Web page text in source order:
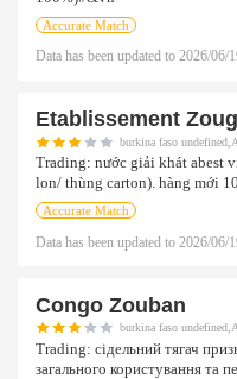
Accurate Match
Data has been updated to 2026/06/
Etablissement
burkina faso
Trading: nước giải khát abest
lon/ thùng carton). hàng mới
Accurate Match
Data has been updated to 2026/06/
Congo Zouban
burkina faso
Trading: сідельний тягач
загального користування та